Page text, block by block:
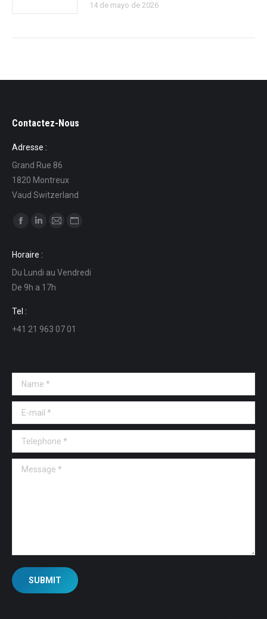
14 de mayo de 2026
Contactez-Nous
Adresse :
Grand Rue 86
1820 Montreux
Vaud Switzerland
Find us on:
opens
in
new
window
opens
in
new
in
in
Horaire :
Du Lundi au Vendredi
De 9h a 17h
Tel :
+41 21 963 07 01
Name *
E-mail *
Telephone *
Message *
SUBMIT